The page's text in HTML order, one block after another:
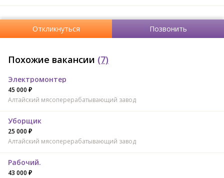
Откликнуться Позвонить
Похожие вакансии (7)
Электромонтер
45 000 ₽
Алтайский мясоперерабатывающий завод
Уборщик
25 000 ₽
Алтайский мясоперерабатывающий завод
Рабочий.
43 000 ₽